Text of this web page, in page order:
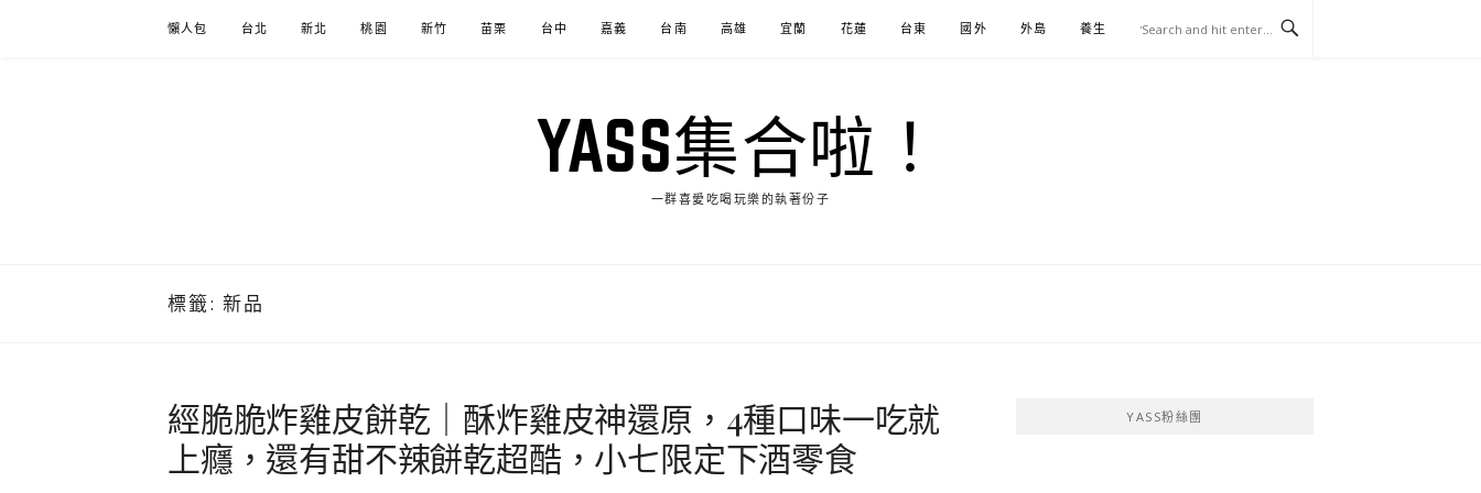
懶人包 台北 新北 桃園 新竹 苗栗 台中 嘉義 台南 高雄 宜蘭 花蓮 台東 國外 外島 養生 伴手禮
YASS集合啦！
一群喜愛吃喝玩樂的執著份子
標籤: 新品
經脆脆炸雞皮餅乾｜酥炸雞皮神還原，4種口味一吃就
上癮，還有甜不辣餅乾超酷，小七限定下酒零食
YASS粉絲團